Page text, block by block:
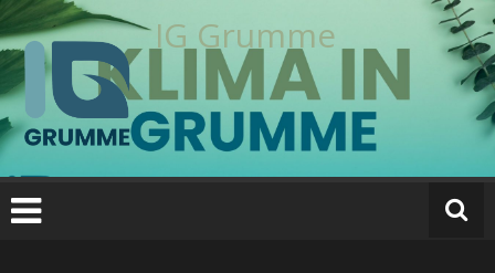
Zum
Inhalt
springen
IG Grumme